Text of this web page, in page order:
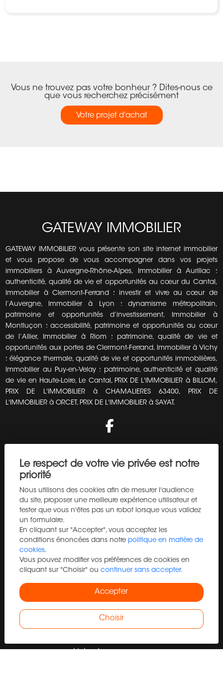
Le respect de votre vie privée est notre
priorité
Nous utilisons des cookies afin de mesurer l'audience
du site, proposer une meilleure expérience utilisateur et
tester que vous n'êtes pas un robot lorsque vous validez
un formulaire.
En cliquant sur "Accepter", vous acceptez les
conditions énoncées dans notre politique en matière de
cookies.
Vous pouvez modifier vos préférences de cookies en
cliquant sur "Choisir" ou continuer sans accepter.
Accepter
Choisir
Vous ne trouvez pas votre bonheur ? Dites-nous ce
que vous recherchez précisément
Votre projet d'achat
GATEWAY IMMOBILIER
GATEWAY IMMOBILIER vous présente son site internet immobilier
et vous propose de vous accompagner dans vos projets
immobiliers à Auvergne-Rhône-Alpes, Immobilier à Aurillac :
authenticité, qualité de vie et opportunités au cœur du Cantal,
Immobilier à Clermont-Ferrand : investir et vivre au cœur de
l’Auvergne, Immobilier à Lyon : dynamisme métropolitain,
patrimoine et opportunités d’investissement, Immobilier à
Montluçon : accessibilité, patrimoine et opportunités au cœur
de l’Allier, Immobilier à Riom : patrimoine, qualité de vie et
opportunités aux portes de Clermont-Ferrand, Immobilier à Vichy
: élégance thermale, qualité de vie et opportunités immobilières,
Immobilier au Puy-en-Velay : patrimoine, authenticité et qualité
de vie en Haute-Loire, Le Cantal, PRIX DE L'IMMOBILIER à BILLOM,
PRIX DE L'IMMOBILIER à CHAMALIERES 63400, PRIX DE
L'IMMOBILIER à ORCET, PRIX DE L'IMMOBILIER à SAYAT.
Estimation
Programme neuf
Trouver un agent
Contact
Plan du site
Mentions légales